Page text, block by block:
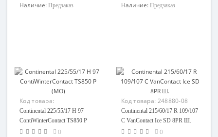
Наличие: Предзаказ Наличие: Предзаказ
Код товара:
90202373481-08
Continental 225/55/17 H 97
ContiWinterContact TS850 P
(MO)
0
Код товара: 248880-08
Continental 215/60/17 R 109/107
C VanContact Ice SD 8PR Ш.
0